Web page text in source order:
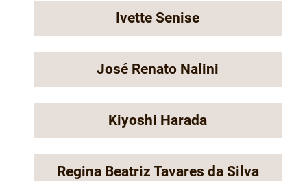
Ivette Senise
José Renato Nalini
Kiyoshi Harada
Regina Beatriz Tavares da Silva